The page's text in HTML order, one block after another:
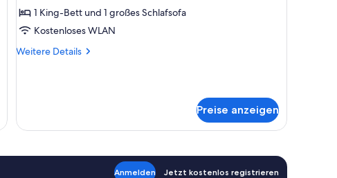
Whirlpool,
Meerblick
1 King-Bett und 1 großes Schlafsofa
Kostenloses WLAN
Weitere Details
Weitere
Meerblick
Preise anzeigen
Anmelden Jetzt kostenlos registrieren